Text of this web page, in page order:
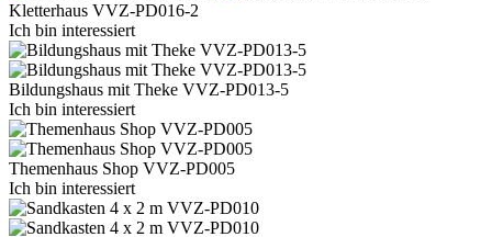
Kletterhaus VVZ-PD016-2
Ich bin interessiert
Bildungshaus mit Theke VVZ-PD013-5
Ich bin interessiert
Themenhaus Shop VVZ-PD005
Ich bin interessiert